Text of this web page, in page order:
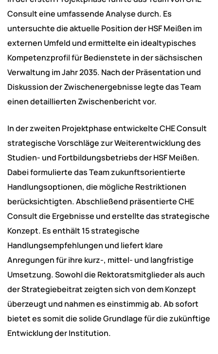
Consult eine umfassende Analyse durch. Es
untersuchte die aktuelle Position der HSF Meißen im
externen Umfeld und ermittelte ein idealtypisches
Kompetenzprofil für Bedienstete in der sächsischen
Verwaltung im Jahr 2035. Nach der Präsentation und
Diskussion der Zwischenergebnisse legte das Team
einen detaillierten Zwischenbericht vor.
In der zweiten Projektphase entwickelte CHE Consult
strategische Vorschläge zur Weiterentwicklung des
Studien- und Fortbildungsbetriebs der HSF Meißen.
Dabei formulierte das Team zukunftsorientierte
Handlungsoptionen, die mögliche Restriktionen
berücksichtigten. Abschließend präsentierte CHE
Consult die Ergebnisse und erstellte das strategische
Konzept. Es enthält 15 strategische
Handlungsempfehlungen und liefert klare
Anregungen für ihre kurz-, mittel- und langfristige
Umsetzung. Sowohl die Rektoratsmitglieder als auch
der Strategiebeitrat zeigten sich von dem Konzept
überzeugt und nahmen es einstimmig ab. Ab sofort
bietet es somit die solide Grundlage für die zukünftige
Entwicklung der Institution.